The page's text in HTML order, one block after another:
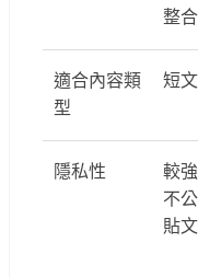
整合
適合內容類
型
短
隱私性
較
不
貼